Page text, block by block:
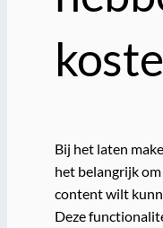
Bij het laten
het belangrijk
content wilt
Deze